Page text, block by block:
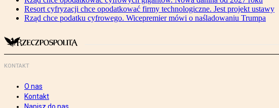
Resort cyfryzacji chce opodatkować firmy technologiczne. Jest projekt ustawy
Rząd chce podatku cyfrowego. Wicepremier mówi o naśladowaniu Trumpa
KONTAKT
O nas
Kontakt